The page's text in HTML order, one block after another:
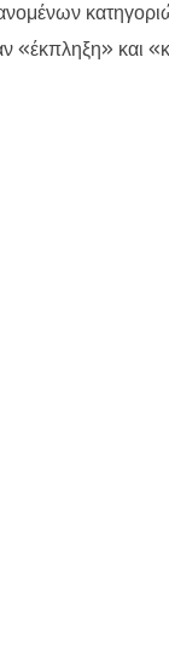
και